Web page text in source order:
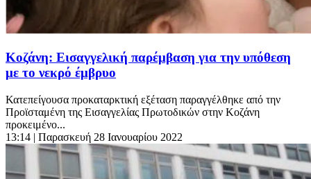
Κοζάνη: Εισαγγελική παρέμβαση για την υπόθεση
με το νεκρό έμβρυο
Κατεπείγουσα προκαταρκτική εξέταση παραγγέλθηκε από την
Προϊσταμένη της Εισαγγελίας Πρωτοδικών στην Κοζάνη
προκειμένο...
13:14 | Παρασκευή 28 Ιανουαρίου 2022